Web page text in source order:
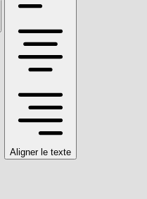
Aligner le texte